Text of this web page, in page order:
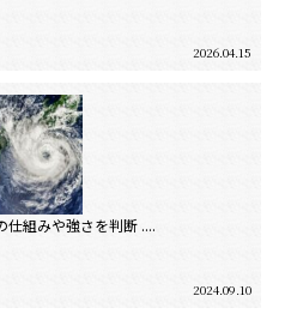
2026.04.15
組みや強さを判断 ....
2024.09.10